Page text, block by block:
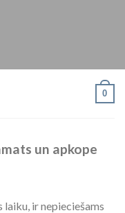
0
un apkope
ir nepieciešams